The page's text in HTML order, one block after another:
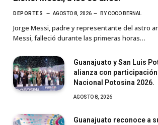
DEPORTES AGOSTO 8, 2026 BYCOCO BERNAL
Jorge Messi, padre y representante del astro
Messi, falleció durante las primeras horas…
Guanajuato y San Luis
alianza con participación
Nacional Potosina 2026.
AGOSTO 8, 2026
Guanajuato reconoce a